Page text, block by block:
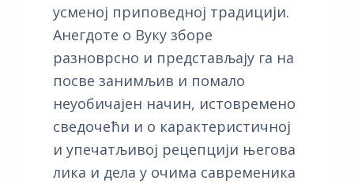
усменој приповедној традицији.
Анегдоте о Вуку зборе
разноврсно и представљају га на
посве занимљив и помало
неуобичајен начин, истовремено
сведочећи и о карактеристичној
и упечатљивој рецепцији његова
лика и дела у очима савременика